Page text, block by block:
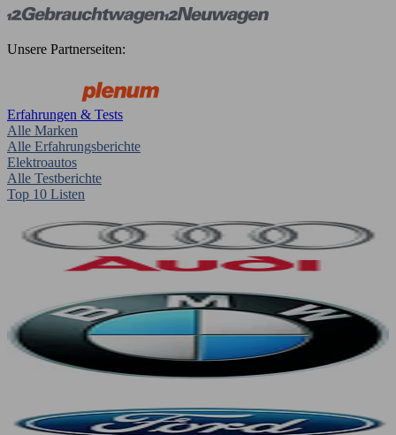
Unsere Partnerseiten:
Erfahrungen & Tests
Alle Marken
Alle Erfahrungsberichte
Elektroautos
Alle Testberichte
Top 10 Listen